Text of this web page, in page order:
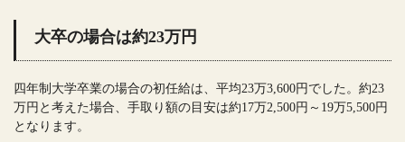
大卒の場合は約23万円
四年制大学卒業の場合の初任給は、平均23万3,600円でした。約23
万円と考えた場合、手取り額の目安は約17万2,500円～19万5,500円
となります。